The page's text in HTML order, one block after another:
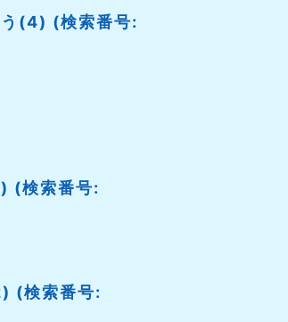
(4) (検索番号:
(検索番号:
(検索番号: